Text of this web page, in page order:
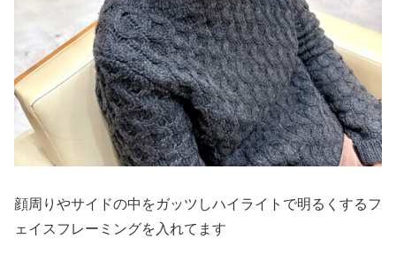
顔周りやサイドの中をガッツしハイライトで明るくするフ
ェイスフレーミングを入れてます